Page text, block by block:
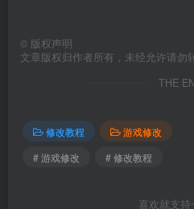
© 版权声明
文章版权归作者所有，未经允许请勿
THE
修改教程
游戏修改
# 游戏修改
# 修改教程
喜欢就支持